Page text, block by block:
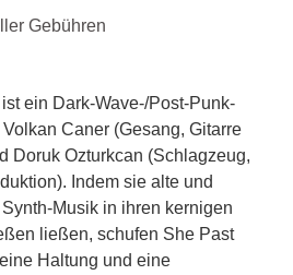
Gebühren
ein Dark-Wave-/Post-Punk-
Caner (Gesang, Gitarre
Doruk Ozturkcan (Schlagzeug,
Indem sie alte und
Musik in ihren kernigen
ließen, schufen She Past
Haltung und eine